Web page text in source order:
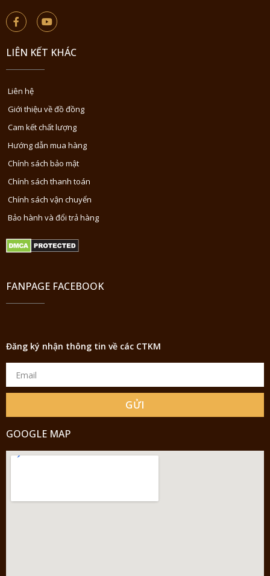
LIÊN KẾT KHÁC
Liên hệ
Giới thiệu về đồ đồng
Cam kết chất lượng
Hướng dẫn mua hàng
Chính sách bảo mật
Chính sách thanh toán
Chính sách vận chuyển
Bảo hành và đổi trả hàng
FANPAGE FACEBOOK
Đăng ký nhận thông tin về các CTKM
GỬI
GOOGLE MAP